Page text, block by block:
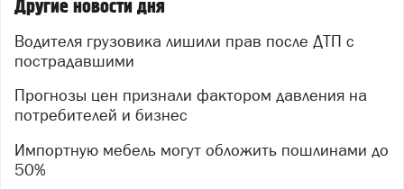
Другие новости дня
Водителя грузовика лишили прав после ДТП с
пострадавшими
Прогнозы цен признали фактором давления на
потребителей и бизнес
Импортную мебель могут обложить пошлинами до
50%